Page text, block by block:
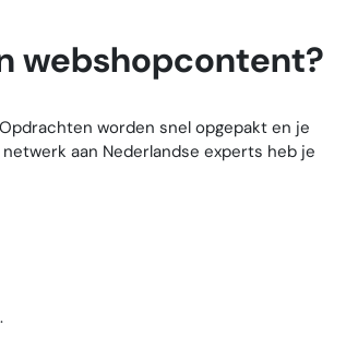
webshopcontent?
worden snel opgepakt en je
aan Nederlandse experts heb je